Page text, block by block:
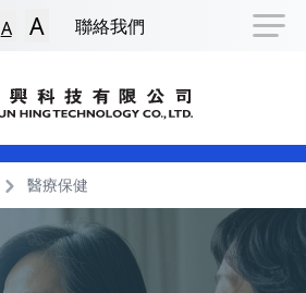
跳到主導航選單 跳到頁尾
A A 聯絡我們
醫療保健